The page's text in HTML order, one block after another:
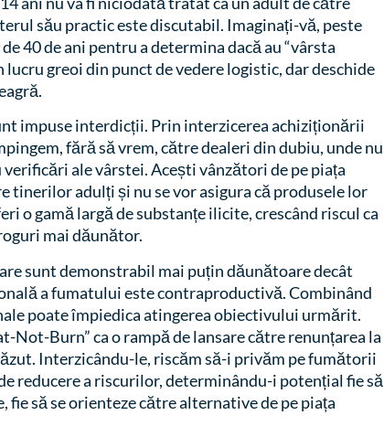
său practic este discutabil. Imaginați-vă, peste
40 de ani pentru a determina dacă au “vârsta
lucru greoi din punct de vedere logistic, dar deschide
impuse interdicții. Prin interzicerea achiziționării
fără să vrem, către dealeri din dubiu, unde nu
ale vârstei. Acești vânzători de pe piața
tinerilor adulți și nu se vor asigura că produsele lor
o gamă largă de substanțe ilicite, crescând riscul ca
mai dăunător.
sunt demonstrabil mai puțin dăunătoare decât
a fumatului este contraproductivă. Combinând
poate împiedica atingerea obiectivului urmărit.
Burn” ca o rampă de lansare către renunțarea la
Interzicându-le, riscăm să-i privăm pe fumătorii
reducere a riscurilor, determinându-i potențial fie să
să se orienteze către alternative de pe piața